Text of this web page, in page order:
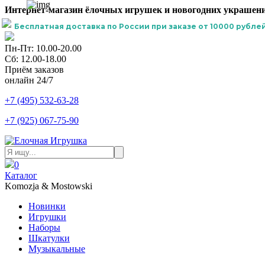
Интернет-магазин ёлочных игрушек и новогодних
Бесплатная доставка по России при заказе от 10000
Пн-Пт: 10.00-20.00
Сб: 12.00-18.00
Приём заказов
онлайн 24/7
+7 (495) 532-63-28
+7 (925) 067-75-90
0
Каталог
Komozja & Mostowski
Новинки
Игрушки
Наборы
Шкатулки
Музыкальные